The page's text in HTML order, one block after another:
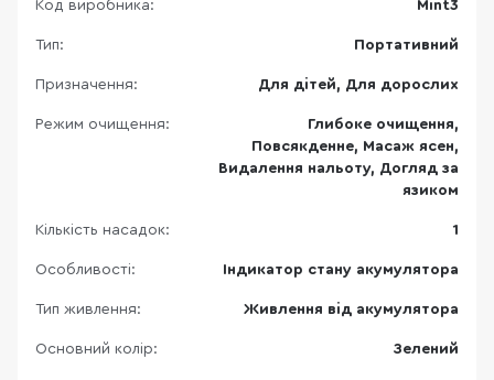
Код виробника: Mint3
Тип: Портативний
Призначення: Для дітей, Для дорослих
Режим очищення:
Глибоке очищення,
Повсякденне, Масаж ясен,
Видалення нальоту, Догляд за
язиком
Кількість насадок: 1
Особливості: Індикатор стану акумулятора
Тип живлення: Живлення від акумулятора
Основний колір: Зелений